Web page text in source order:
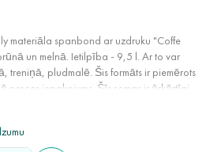
materiāla spanbond ar uzdruku "Coffe
un melnā. Ietilpība - 9,5 l. Ar to var
treniņā, pludmalē. Šis formāts ir piemērots
preces iepakojums. Šīs somas ir ārkārtīgi
nestiepjas, nemīžas, aizņem maz vietas,
tas tiek ražots no atjaunojamiem